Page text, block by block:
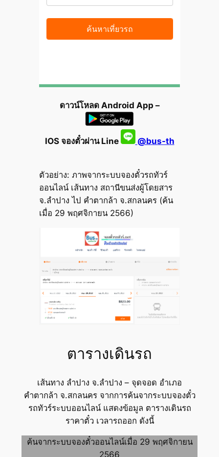
ดาวน์โหลด Android App –
IOS จองตั๋วผ่าน Line @bus-th
ตัวอย่าง: ภาพจากระบบจองตั๋วรถทัวร์
ออนไลน์ เส้นทาง สถานีขนส่งผู้โดยสาร
จ.ลำปาง ไป คำตากล้า จ.สกลนคร (ค้น
เมื่อ 29 พฤศจิกายน 2566)
ตารางเดินรถ
เส้นทาง ลำปาง จ.ลำปาง – จุดจอด อำเภอ
คำตากล้า จ.สกลนคร จากการค้นจากระบบจองตั๋ว
รถทัวร์ระบบออนไลน์ แสดงข้อมูล ตารางเดินรถ
ราคาตั๋ว เวลารถออก ดังนี้
ค้นจากระบบจองตั๋วออนไลน์เมื่อ 29 พฤศจิกายน
2566